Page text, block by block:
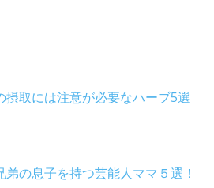
摂取には注意が必要なハーブ5選
弟の息子を持つ芸能人ママ５選！